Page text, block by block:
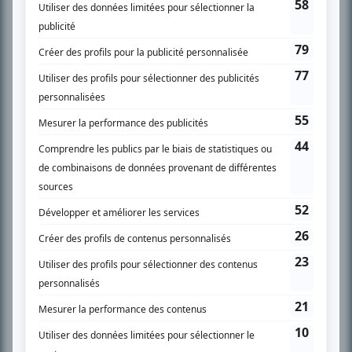
SUR LE RÉSEAU BIZZ MÉDIA
PLAN DU SITE
Accueil
Liste des oeuvres
Recherche avancée
À propos
Nous contacter
Termes et conditions
Politique de confidentialité
Gestion du consentement